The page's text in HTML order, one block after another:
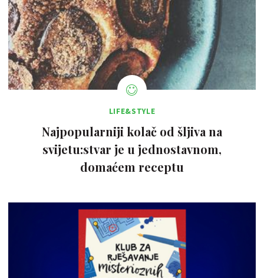
LIFE&STYLE
Najpopularniji kolač od šljiva na
svijetu:stvar je u jednostavnom,
domaćem receptu